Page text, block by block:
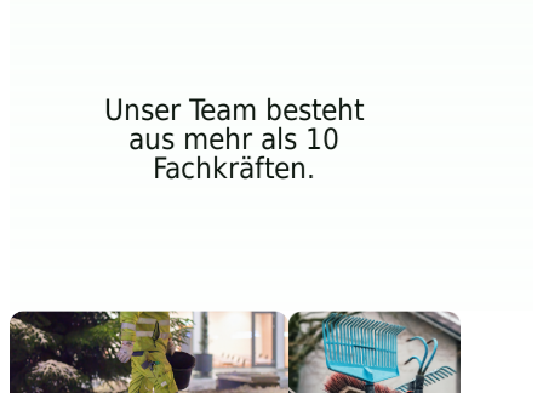
Unser Team besteht
aus mehr als 10
Fachkräften.